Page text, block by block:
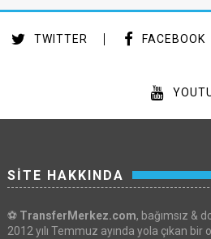
TWITTER FACEBOOK
SİTE HAKKINDA
⚽ TransferMerkez.com, bağımsız &
2012 yılı Temmuz ayında yola çıkan